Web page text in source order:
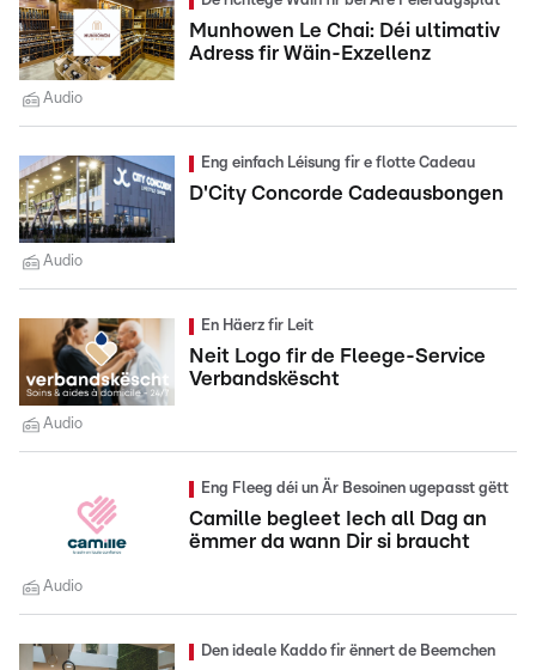
Munhowen Le Chai: Déi ultimativ
Adress fir Wäin-Exzellenz
Audio
Eng einfach Léisung fir e flotte Cadeau
D'City Concorde Cadeausbongen
Audio
En Häerz fir Leit
Neit Logo fir de Fleege-Service
Verbandskëscht
Audio
Eng Fleeg déi un Är Besoinen ugepasst gëtt
Camille begleet Iech all Dag an
ëmmer da wann Dir si braucht
Audio
Den ideale Kaddo fir ënnert de Beemchen